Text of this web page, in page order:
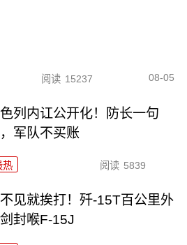
阅读 15237 08-05
列内讧公开化！防长一句
军队不买账
热 阅读 5839
见就挨打！歼-15T百公里外
封喉F-15J